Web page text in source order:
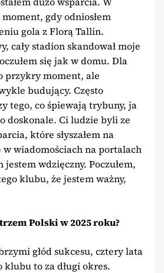
gdy odniosłem
gola z Florą Tallin.
cały stadion skandował moje
się jak w domu. Dla
przykry moment, ale
budujący. Często
tego, co śpiewają trybuny, ja
doskonale. Ci ludzie byli ze
które słyszałem na
w wiadomościach na portalach
jestem wdzięczny. Poczułem,
klubu, że jestem ważny,
Polski w 2025 roku?
głód sukcesu, cztery lata
klubu to za długi okres.